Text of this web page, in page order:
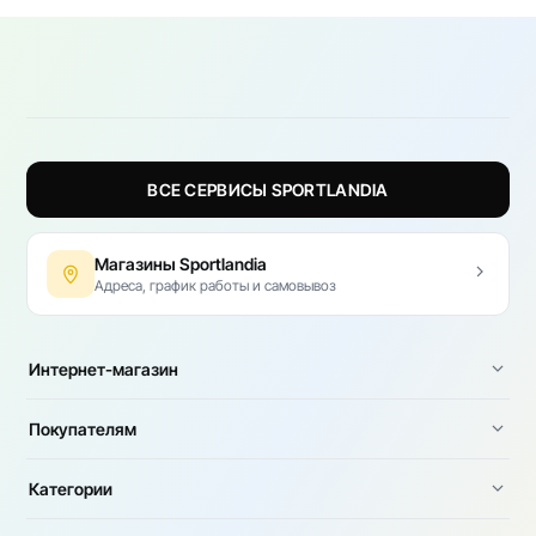
ВСЕ СЕРВИСЫ SPORTLANDIA
Магазины Sportlandia
Адреса, график работы и самовывоз
Интернет-магазин
Покупателям
Категории